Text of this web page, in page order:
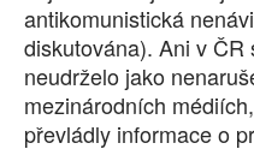
antikomunistická
diskutována). Ani v
neudrželo jako
mezinárodních
převládly informace o